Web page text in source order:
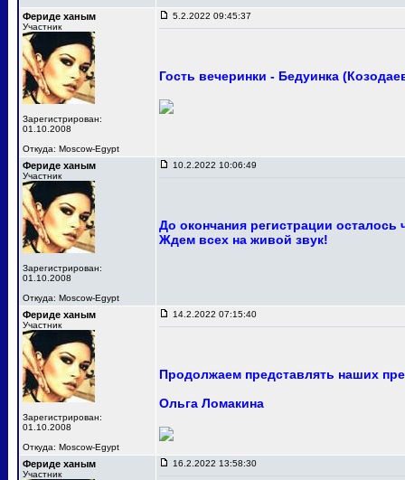
Фериде ханым
Участник
Зарегистрирован:
01.10.2008
Откуда: Moscow-Egypt
5.2.2022 09:45:37
Гость вечеринки - Бедуинка
Фериде ханым
Участник
Зарегистрирован:
01.10.2008
Откуда: Moscow-Egypt
10.2.2022 10:06:49
До окончания регистрации
Ждем всех на живой звук!
Фериде ханым
Участник
Зарегистрирован:
01.10.2008
Откуда: Moscow-Egypt
14.2.2022 07:15:40
Продолжаем представлять наших
Ольга Ломакина
Фериде ханым
Участник
16.2.2022 13:58:30